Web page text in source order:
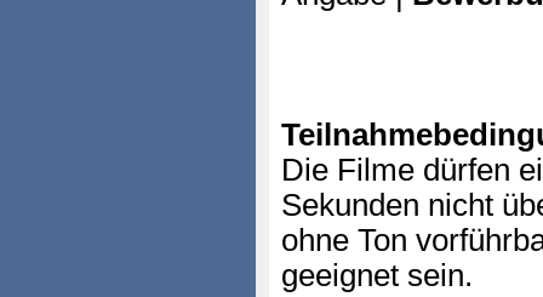
Die Filme dürfen
Sekunden nicht
ohne Ton
geeignet sein.